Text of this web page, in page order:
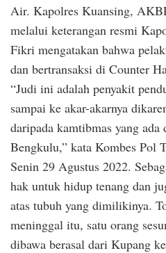
Air. Kapolres Kuansing,
melalui keterangan resmi
Fikri mengatakan bahwa
dan bertransaksi di Counter
“Judi ini adalah penyakit
sampai ke akar-akarnya
daripada kamtibmas yang
Bengkulu,” kata Kombes Pol
Senin 29 Agustus 2022.
hak untuk hidup tenang dan
atas tubuh yang dimilikinya.
meninggal itu, satu orang
dibawa berasal dari Kupang